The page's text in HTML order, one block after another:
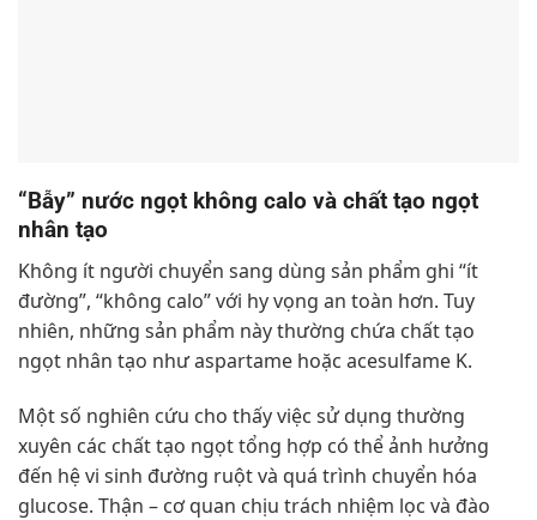
“Bẫy” nước ngọt không calo và chất tạo ngọt
nhân tạo
Không ít người chuyển sang dùng sản phẩm ghi “ít
đường”, “không calo” với hy vọng an toàn hơn. Tuy
nhiên, những sản phẩm này thường chứa chất tạo
ngọt nhân tạo như aspartame hoặc acesulfame K.
Một số nghiên cứu cho thấy việc sử dụng thường
xuyên các chất tạo ngọt tổng hợp có thể ảnh hưởng
đến hệ vi sinh đường ruột và quá trình chuyển hóa
glucose. Thận – cơ quan chịu trách nhiệm lọc và đào